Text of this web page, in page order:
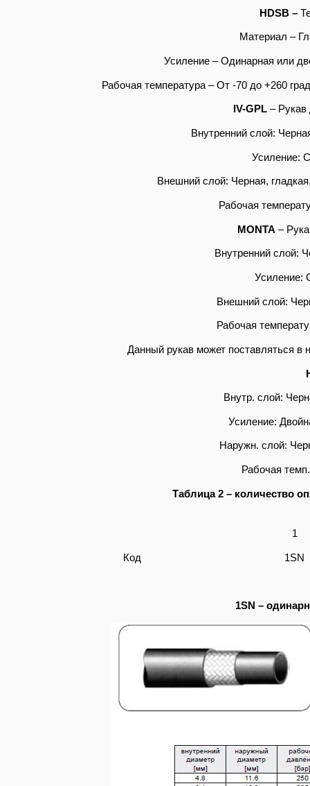
HDSB –
Материал –
Усиление – Одинарная или
Рабочая температура – От -70 до +260
IV-GPL – Рукав
Внутренний слой:
Усиление:
Внешний слой: Черная,
Рабочая
MONTA –
Внутренний слой:
Усиление:
Внешний слой:
Рабочая
Данный рукав может поставляться в
Внутр. слой:
Усиление:
Наружн. слой:
Рабочая
Таблица 2 – количество
1
Код 1SN
1SN –